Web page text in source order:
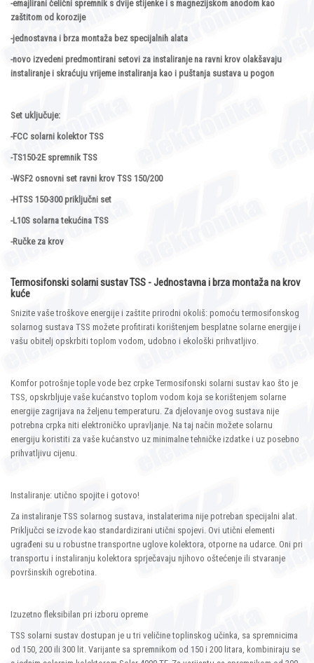
-emajlirani čelični spremnik s dvije stijenke i s magnezijskom anodom kao
zaštitom od korozije
-jednostavna i brza montaža bez specijalnih alata
-novo izvedeni predmontirani setovi za instaliranje na ravni krov olakšavaju
instaliranje i skraćuju vrijeme instaliranja kao i puštanja sustava u pogon
Set uključuje:
-FCC solarni kolektor TSS
-TS150-2E spremnik TSS
-WSF2 osnovni set ravni krov TSS 150/200
-HTSS 150-300 priključni set
-L10S solarna tekućina TSS
-Ručke za krov
Termosifonski solarni sustav TSS - Jednostavna i brza montaža na krov
kuće
Snizite vaše troškove energije i zaštite prirodni okoliš: pomoću termosifonskog
solarnog sustava TSS možete profitirati korištenjem besplatne solarne energije i
vašu obitelj opskrbiti toplom vodom, udobno i ekološki prihvatljivo.
Komfor potrošnje tople vode bez crpke Termosifonski solarni sustav kao što je
TSS, opskrbljuje vaše kućanstvo toplom vodom koja se korištenjem solarne
energije zagrijava na željenu temperaturu. Za djelovanje ovog sustava nije
potrebna crpka niti elektroničko upravljanje. Na taj način možete solarnu
energiju koristiti za vaše kućanstvo uz minimalne tehničke izdatke i uz posebno
prihvatljivu cijenu.
Instaliranje: utično spojite i gotovo!
Za instaliranje TSS solarnog sustava, instalaterima nije potreban specijalni alat.
Priključci se izvode kao standardizirani utični spojevi. Ovi utični elementi
ugrađeni su u robustne transportne uglove kolektora, otporne na udarce. Oni pri
transportu i instaliranju kolektora sprječavaju njihovo oštećenje ili stvaranje
površinskih ogrebotina.
Izuzetno fleksibilan pri izboru opreme
TSS solarni sustav dostupan je u tri veličine toplinskog učinka, sa spremnicima
od 150, 200 ili 300 lit. Varijante sa spremnikom od 150 i 200 litara, kombiniraju se